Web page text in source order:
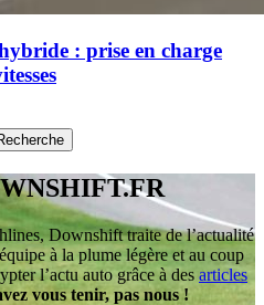
: prise en charge
Downshift traite de l’actualité
à la plume légère et au coup
l’actu auto grâce à des articles
vous tenir, pas nous !